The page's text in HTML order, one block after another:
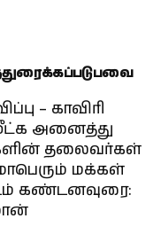
– காவிரி
அனைத்து
தலைவர்கள்
மக்கள்
கண்டனவுரை: